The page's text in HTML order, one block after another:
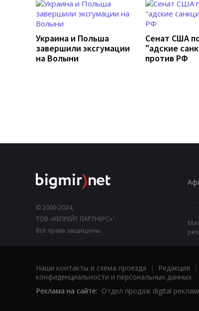
Украина и Польша
завершили эксгумации
на Волыни
Сенат США
"адские
против РФ
© 2000-2024,
ТОВ «КЕПРЕЙТ ПАРТНЕРС»".
Все права защищены.
Наши контакты и схема проезда | Редакция |
конфиденциальности и персональных данных
Реклама на сайте: Отдел продаж digital